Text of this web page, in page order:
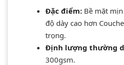
Đặc điểm: Bề mặt
độ dày cao hơn
trọng.
Định lượng thường
300gsm.